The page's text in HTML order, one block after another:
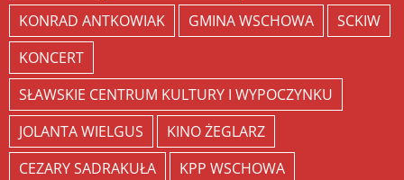
KONRAD ANTKOWIAK
GMINA WSCHOWA
SCKIW
KONCERT
SŁAWSKIE CENTRUM KULTURY I WYPOCZYNKU
JOLANTA WIELGUS
KINO ŻEGLARZ
CEZARY SADRAKUŁA
KPP WSCHOWA